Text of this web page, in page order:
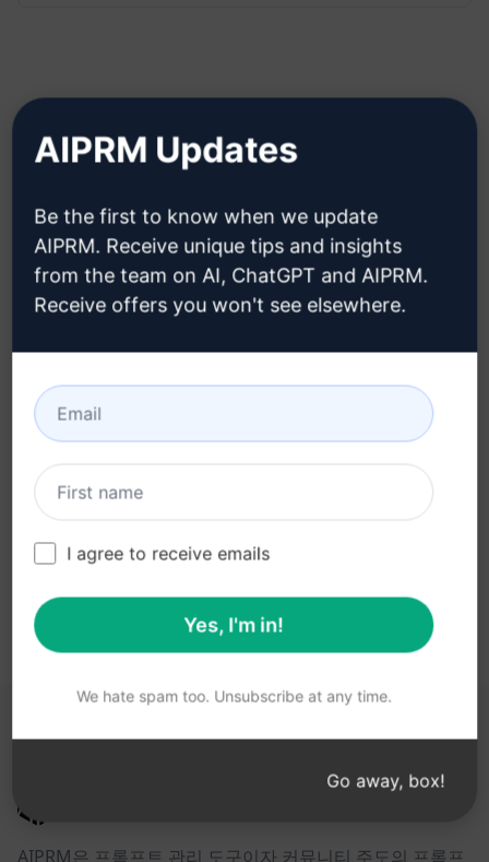
2단계: Claude 계정 만들기
클라우데 계정을 만드는 방법을 알
아보려면 여기를 클릭하세요.
3단계: Claude에서 프롬프트 사용
지금 Claude에서 프롬프트를 사용해 보세요.
AIPRM은 프롬프트 관리 도구이자 커뮤니티 주도의 프롬프
AIPRM Updates
Be the first to know when we update
AIPRM. Receive unique tips and insights
from the team on AI, ChatGPT and AIPRM.
Receive offers you won't see elsewhere.
I agree to receive emails
Yes, I'm in!
We hate spam too. Unsubscribe at any time.
Go away, box!